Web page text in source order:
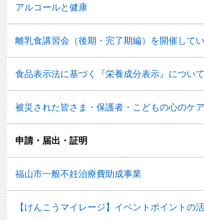
アルコールと健康
離乳食講習会（後期・完了期編）を開催して
食品表示法に基づく『栄養成分表示』について
被災された皆さま・保護者・こどもの心のケ
申請・届出・証明
福山市一般不妊治療費助成事業
【けんこうマイレージ】イベントポイントの